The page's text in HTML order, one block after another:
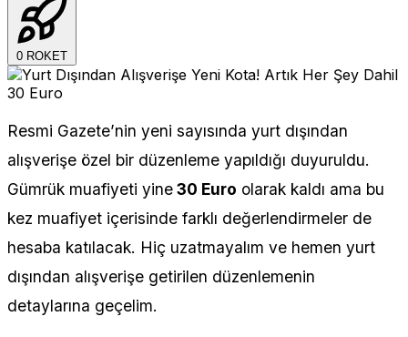
0 ROKET
Resmi Gazete’nin yeni sayısında yurt dışından
alışverişe özel bir düzenleme yapıldığı duyuruldu.
Gümrük muafiyeti yine30 Euro olarak kaldı ama bu
kez muafiyet içerisinde farklı değerlendirmeler de
hesaba katılacak. Hiç uzatmayalım ve hemen yurt
dışından alışverişe getirilen düzenlemenin
detaylarına geçelim.